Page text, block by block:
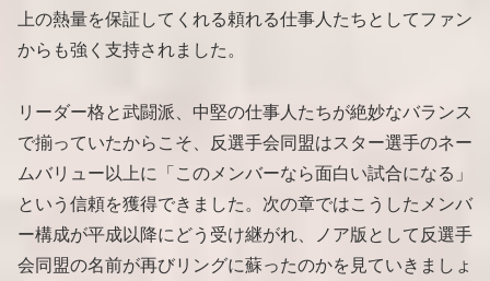
上の熱量を保証してくれる頼れる仕事人たちとしてファン
からも強く支持されました。
リーダー格と武闘派、中堅の仕事人たちが絶妙なバランス
で揃っていたからこそ、反選手会同盟はスター選手のネー
ムバリュー以上に「このメンバーなら面白い試合になる」
という信頼を獲得できました。次の章ではこうしたメンバ
ー構成が平成以降にどう受け継がれ、ノア版として反選手
会同盟の名前が再びリングに蘇ったのかを見ていきましょ